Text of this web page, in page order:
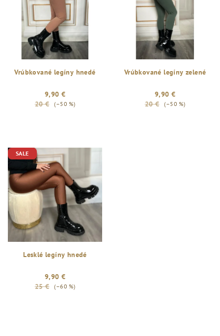
Vrúbkované legíny hnedé
9,90 €
20 €
(–50 %)
Vrúbkované legíny zelené
9,90 €
20 €
(–50 %)
SALE
Lesklé legíny hnedé
9,90 €
25 €
(–60 %)